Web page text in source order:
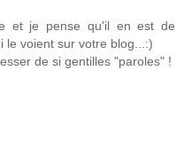
et je pense qu'il en est de
le voient sur votre blog...:)
de si gentilles "paroles" !